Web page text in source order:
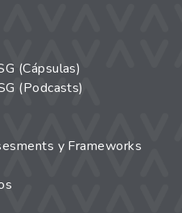
(Cápsulas)
(Podcasts)
y Frameworks